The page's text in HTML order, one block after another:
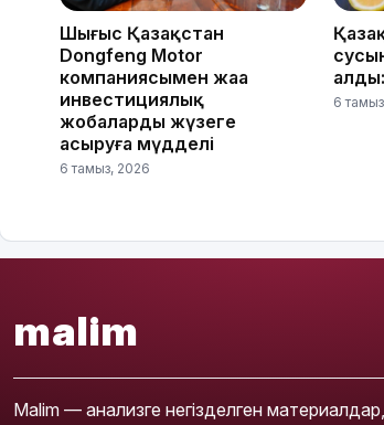
Шығыс Қазақстан
Dongfeng Motor
компаниясымен жаңа
инвестициялық
жобаларды жүзеге
асыруға мүдделі
6 тамыз, 2026
6
malim
Malim — анализге негізделген материалдар,